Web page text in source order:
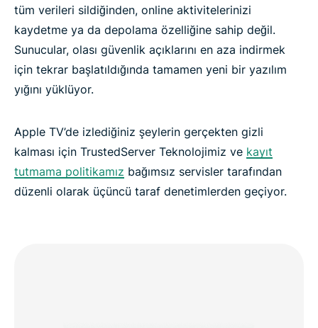
tüm verileri sildiğinden, online aktivitelerinizi
kaydetme ya da depolama özelliğine sahip değil.
Sunucular, olası güvenlik açıklarını en aza indirmek
için tekrar başlatıldığında tamamen yeni bir yazılım
yığını yüklüyor.
Apple TV’de izlediğiniz şeylerin gerçekten gizli
kalması için TrustedServer Teknolojimiz ve kayıt
tutmama politikamız bağımsız servisler tarafından
düzenli olarak üçüncü taraf denetimlerden geçiyor.